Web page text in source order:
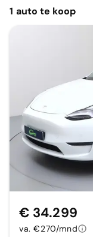
1 autote koop
€ 34.299
va. €270/mnd